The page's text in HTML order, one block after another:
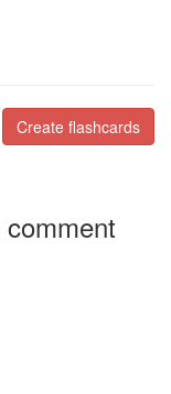
Create flashcards